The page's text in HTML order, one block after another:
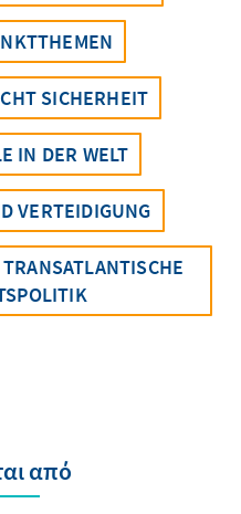
SICHERHEIT
IN DER WELT
VERTEIDIGUNG
από